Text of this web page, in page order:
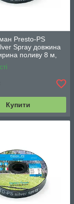
Presto-PS
Spray довжина
поливу 8 м,
мм (603008-5)
Купити